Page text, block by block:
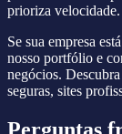
prioriza velocidade.
Se sua empresa
nosso portfólio e
negócios.
seguras, sites